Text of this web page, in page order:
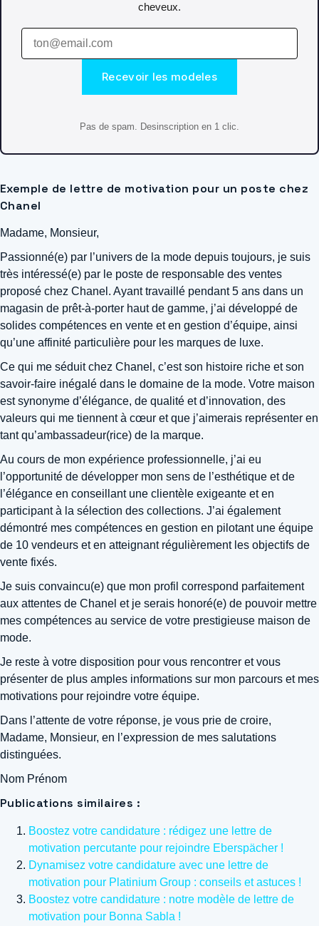
cheveux.
Recevoir les modeles
Pas de spam. Desinscription en 1 clic.
Exemple de lettre de motivation pour un poste chez
Chanel
Madame, Monsieur,
Passionné(e) par l’univers de la mode depuis toujours, je suis
très intéressé(e) par le poste de responsable des ventes
proposé chez Chanel. Ayant travaillé pendant 5 ans dans un
magasin de prêt-à-porter haut de gamme, j’ai développé de
solides compétences en vente et en gestion d’équipe, ainsi
qu’une affinité particulière pour les marques de luxe.
Ce qui me séduit chez Chanel, c’est son histoire riche et son
savoir-faire inégalé dans le domaine de la mode. Votre maison
est synonyme d’élégance, de qualité et d’innovation, des
valeurs qui me tiennent à cœur et que j’aimerais représenter en
tant qu’ambassadeur(rice) de la marque.
Au cours de mon expérience professionnelle, j’ai eu
l’opportunité de développer mon sens de l’esthétique et de
l’élégance en conseillant une clientèle exigeante et en
participant à la sélection des collections. J’ai également
démontré mes compétences en gestion en pilotant une équipe
de 10 vendeurs et en atteignant régulièrement les objectifs de
vente fixés.
Je suis convaincu(e) que mon profil correspond parfaitement
aux attentes de Chanel et je serais honoré(e) de pouvoir mettre
mes compétences au service de votre prestigieuse maison de
mode.
Je reste à votre disposition pour vous rencontrer et vous
présenter de plus amples informations sur mon parcours et mes
motivations pour rejoindre votre équipe.
Dans l’attente de votre réponse, je vous prie de croire,
Madame, Monsieur, en l’expression de mes salutations
distinguées.
Nom Prénom
Publications similaires :
Boostez votre candidature : rédigez une lettre de
motivation percutante pour rejoindre Eberspächer !
Dynamisez votre candidature avec une lettre de
motivation pour Platinium Group : conseils et astuces !
Boostez votre candidature : notre modèle de lettre de
motivation pour Bonna Sabla !